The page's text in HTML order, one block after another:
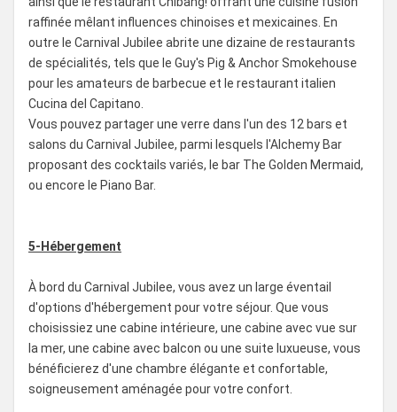
raffinée mêlant influences chinoises et mexicaines. En
outre le Carnival Jubilee abrite une dizaine de restaurants
de spécialités, tels que le Guy's Pig & Anchor Smokehouse
pour les amateurs de barbecue et le restaurant italien
Cucina del Capitano.
Vous pouvez partager une verre dans l'un des 12 bars et
salons du Carnival Jubilee, parmi lesquels l'Alchemy Bar
proposant des cocktails variés, le bar The Golden Mermaid,
ou encore le Piano Bar.
5-Hébergement
À bord du Carnival Jubilee, vous avez un large éventail
d'options d'hébergement pour votre séjour. Que vous
choisissiez une cabine intérieure, une cabine avec vue sur
la mer, une cabine avec balcon ou une suite luxueuse, vous
bénéficierez d'une chambre élégante et confortable,
soigneusement aménagée pour votre confort.